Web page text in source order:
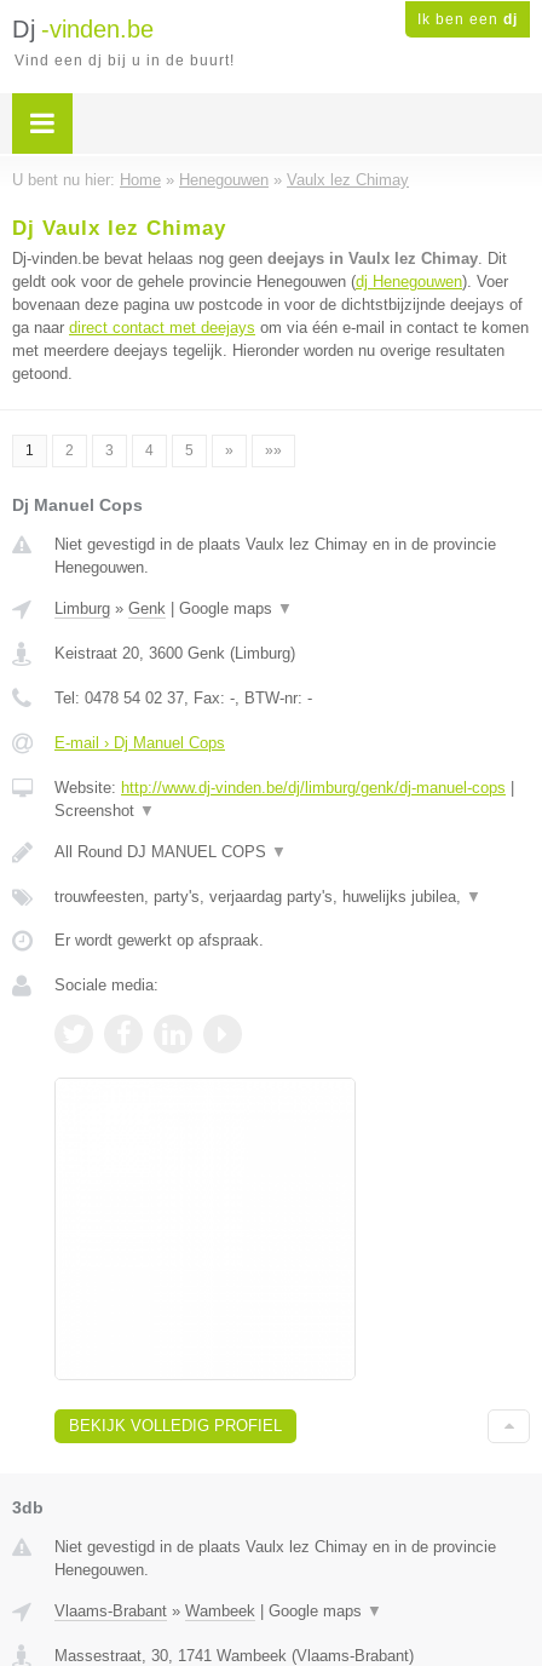
Ik ben een dj
Dj -vinden.be
Vind een dj bij u in de buurt!
U bent nu hier: Home » Henegouwen » Vaulx lez Chimay
Dj Vaulx lez Chimay
Dj-vinden.be bevat helaas nog geen deejays in Vaulx lez Chimay. Dit
geldt ook voor de gehele provincie Henegouwen (dj Henegouwen). Voer
bovenaan deze pagina uw postcode in voor de dichtstbijzijnde deejays of
ga naar direct contact met deejays om via één e-mail in contact te komen
met meerdere deejays tegelijk. Hieronder worden nu overige resultaten
getoond.
1 2 3 4 5 » »»
Dj Manuel Cops
Niet gevestigd in de plaats Vaulx lez Chimay en in de provincie
Henegouwen.
Limburg » Genk Google maps ▼
Keistraat 20, 3600 Genk (Limburg)
Tel: 0478 54 02 37, Fax: -, BTW-nr: -
E-mail › Dj Manuel Cops
Website: http://www.dj-vinden.be/dj/limburg/genk/dj-manuel-cops
Screenshot ▼
All Round DJ MANUEL COPS ▼
trouwfeesten, party's, verjaardag party's, huwelijks jubilea, ▼
Er wordt gewerkt op afspraak.
Sociale media:
BEKIJK VOLLEDIG PROFIEL
3db
Niet gevestigd in de plaats Vaulx lez Chimay en in de provincie
Henegouwen.
Vlaams-Brabant » Wambeek Google maps ▼
Massestraat, 30 1741 Wambeek (Vlaams-Brabant)